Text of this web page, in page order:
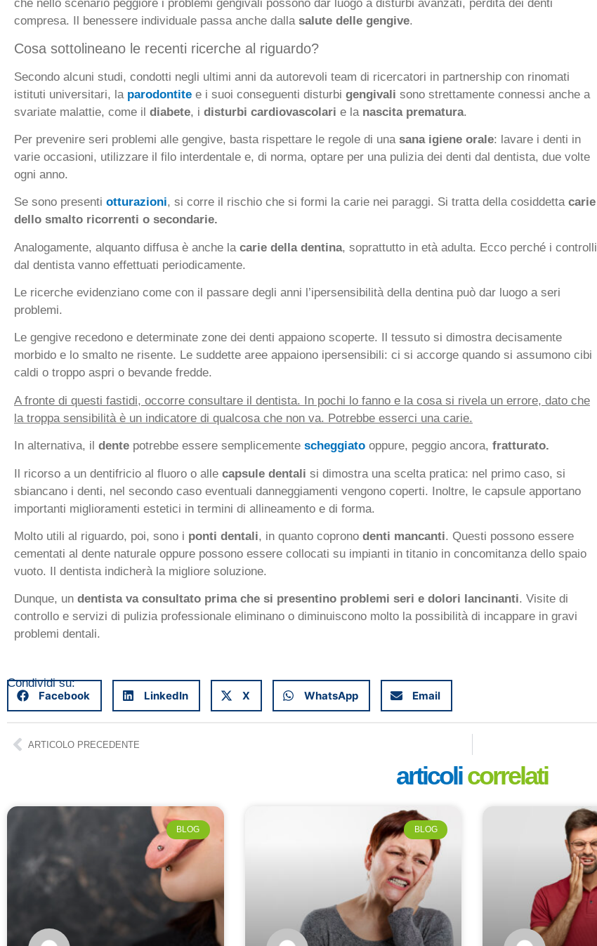
che nello scenario peggiore i problemi gengivali possono dar luogo a disturbi avanzati, perdita dei denti
compresa. Il benessere individuale passa anche dalla salute delle gengive.
Cosa sottolineano le recenti ricerche al riguardo?
Secondo alcuni studi, condotti negli ultimi anni da autorevoli team di ricercatori in partnership con rinomati
istituti universitari, la parodontite e i suoi conseguenti disturbi gengivali sono strettamente connessi anche a
svariate malattie, come il diabete, i disturbi cardiovascolari e la nascita prematura.
Per prevenire seri problemi alle gengive, basta rispettare le regole di una sana igiene orale: lavare i denti in
varie occasioni, utilizzare il filo interdentale e, di norma, optare per una pulizia dei denti dal dentista, due volte
ogni anno.
Se sono presenti otturazioni, si corre il rischio che si formi la carie nei paraggi. Si tratta della cosiddetta carie
dello smalto ricorrenti o secondarie.
Analogamente, alquanto diffusa è anche la carie della dentina, soprattutto in età adulta. Ecco perché i controlli
dal dentista vanno effettuati periodicamente.
Le ricerche evidenziano come con il passare degli anni l’ipersensibilità della dentina può dar luogo a seri
problemi.
Le gengive recedono e determinate zone dei denti appaiono scoperte. Il tessuto si dimostra decisamente
morbido e lo smalto ne risente. Le suddette aree appaiono ipersensibili: ci si accorge quando si assumono cibi
caldi o troppo aspri o bevande fredde.
A fronte di questi fastidi, occorre consultare il dentista. In pochi lo fanno e la cosa si rivela un errore, dato che
la troppa sensibilità è un indicatore di qualcosa che non va. Potrebbe esserci una carie.
In alternativa, il dente potrebbe essere semplicemente scheggiato oppure, peggio ancora, fratturato.
Il ricorso a un dentifricio al fluoro o alle capsule dentali si dimostra una scelta pratica: nel primo caso, si
sbiancano i denti, nel secondo caso eventuali danneggiamenti vengono coperti. Inoltre, le capsule apportano
importanti miglioramenti estetici in termini di allineamento e di forma.
Molto utili al riguardo, poi, sono i ponti dentali, in quanto coprono denti mancanti. Questi possono essere
cementati al dente naturale oppure possono essere collocati su impianti in titanio in concomitanza dello spaio
vuoto. Il dentista indicherà la migliore soluzione.
Dunque, un dentista va consultato prima che si presentino problemi seri e dolori lancinanti. Visite di
controllo e servizi di pulizia professionale eliminano o diminuiscono molto la possibilità di incappare in gravi
problemi dentali.
Condividi su:
Facebook
LinkedIn X WhatsApp Email
ARTICOLO PRECEDENTE
articolicorrelati
BLOG BLOG